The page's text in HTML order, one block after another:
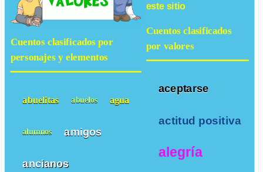
este sitio
Cuentos clasificados
por valores
aceptarse
actitud positiva
alegría
Cuentos clasificados por
personajes y elementos
abuelitas abuelos agua
alumnos amigos
ancianos